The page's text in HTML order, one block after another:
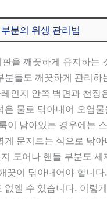
분의 위생 관리법
을 깨끗하게 유지하는
분들도 깨끗하게 관리하
인지 안쪽 벽면과 천장
은 물로 닦아내어 오염물
이 남아있는 경우에는
게 문지르는 식으로 닦아
도어나 핸들 부분도 세
끗이 닦아내어야 합니
없앨 수 있습니다. 이렇